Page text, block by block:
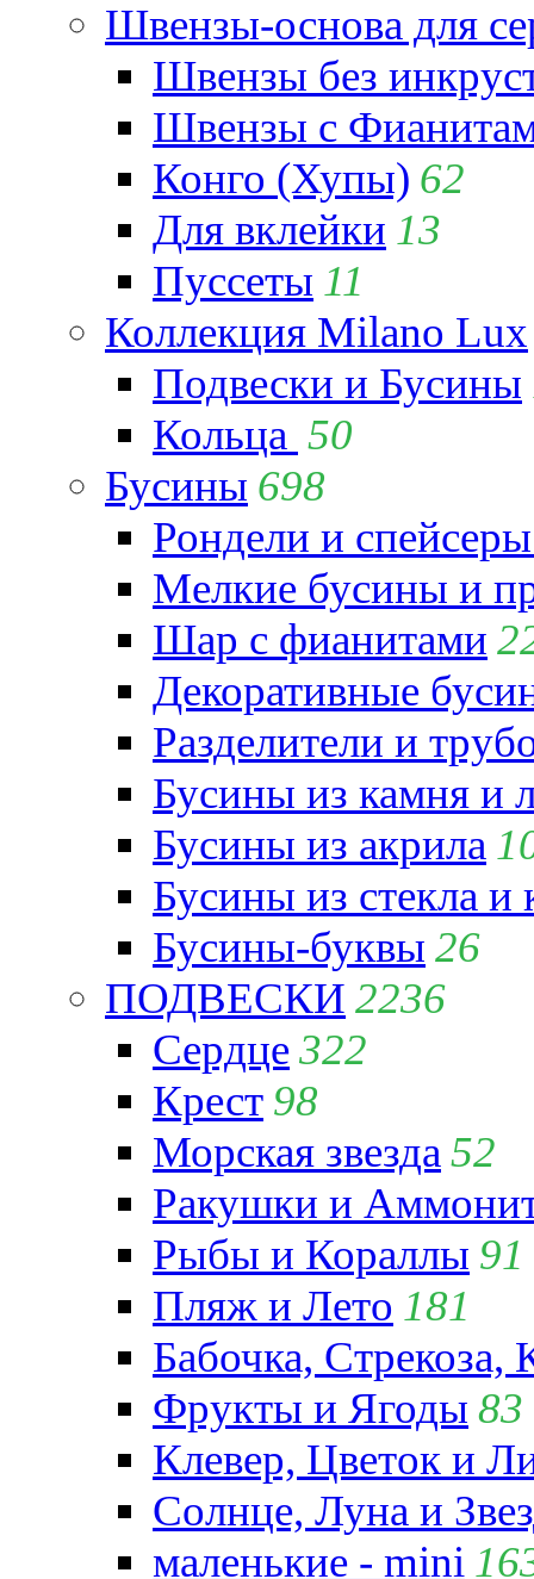
Швензы-основа для
Швензы без
Швензы с
Конго (Хупы) 62
Для вклейки 13
Пуссеты 11
Коллекция Milano Lux
Подвески и Бусины
Кольца 50
Бусины 698
Рондели и
Мелкие бусины и
Шар с фианитами
Декоративные
Разделители и
Бусины из камня и
Бусины из акрила
Бусины из стекла и
Бусины-буквы 26
ПОДВЕСКИ 2236
Сердце322
Крест 98
Морская звезда 52
Ракушки и
Рыбы и Кораллы 91
Пляж и Лето 181
Бабочка,
Фрукты и Ягоды 83
Клевер, Цветок и
Солнце, Луна и
маленькие - mini